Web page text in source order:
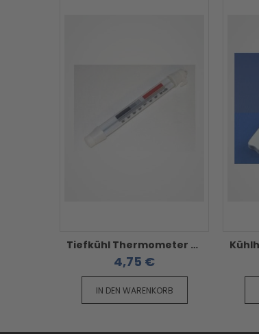
Tiefkühl Thermometer AM 185x22mm
4,75 €
IN DEN WARENKORB